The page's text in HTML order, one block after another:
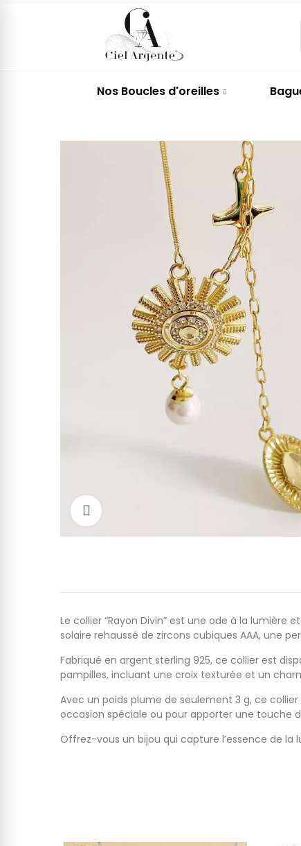
Nos Boucles d'oreilles
Le collier “Rayon Divin” est une ode à la lumière
solaire rehaussé de zircons cubiques AAA, une
Fabriqué en argent sterling 925, ce collier est
pampilles, incluant une croix texturée et un
Avec un poids plume de seulement 3 g, ce
occasion spéciale ou pour apporter une touche
Offrez-vous un bijou qui capture l’essence de